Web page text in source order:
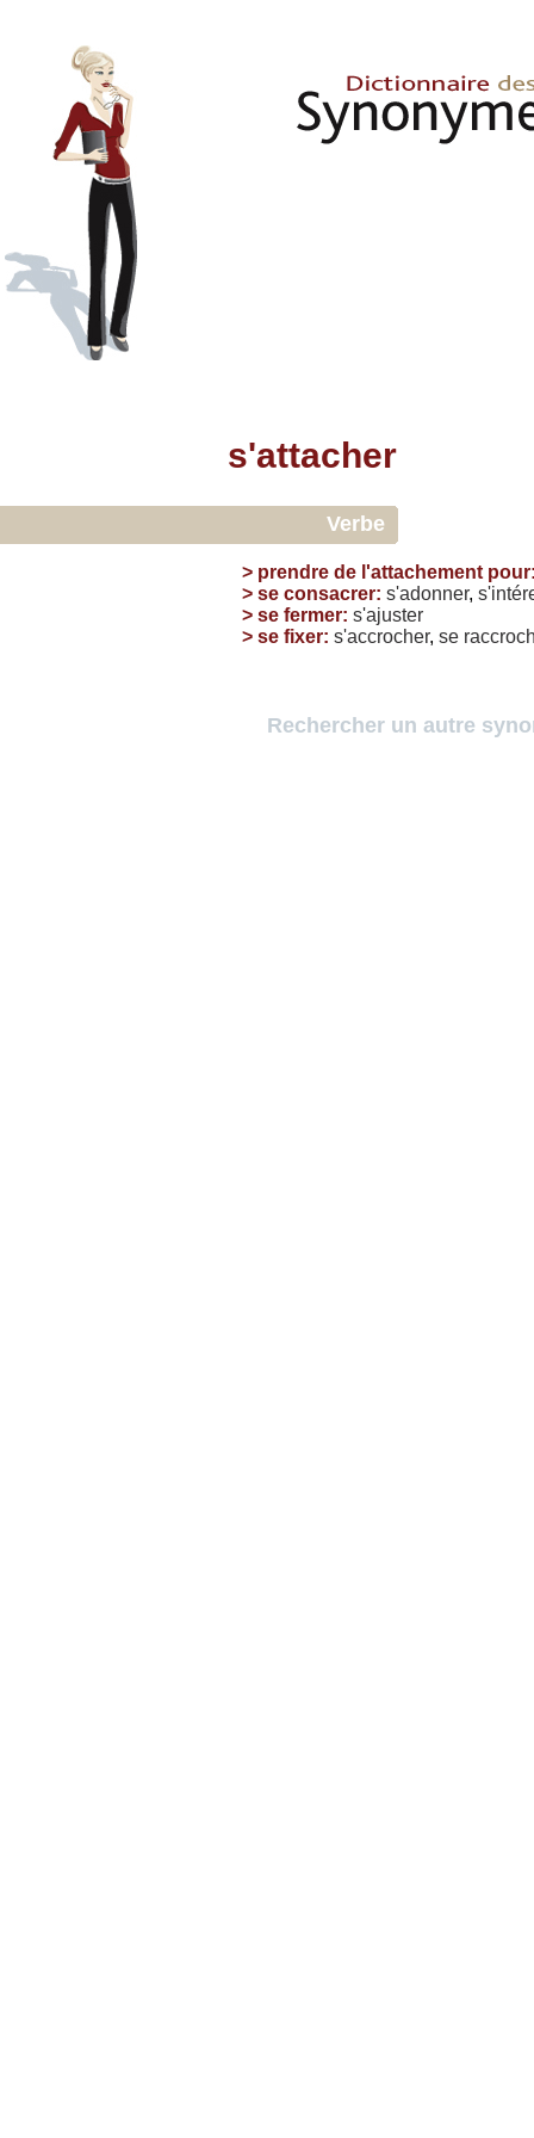
s'attacher
Verbe
> prendre de l'attachement pour
> se consacrer: s'adonner,
> se fermer: s'ajuster
> se fixer: s'accrocher, se
Rechercher un autre